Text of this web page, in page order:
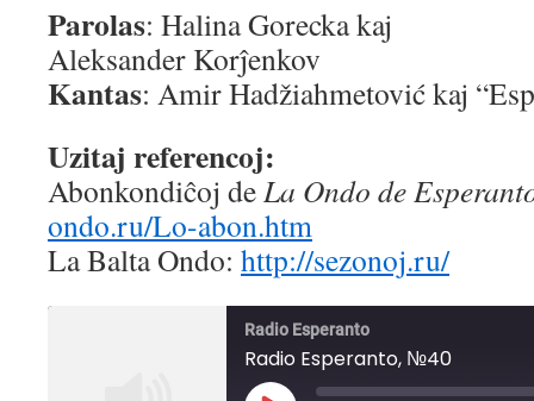
Parolas: Halina Gorecka kaj
Aleksander Korĵenkov
Kantas: Amir Hadžiahmetović kaj
Uzitaj referencoj:
Abonkondiĉoj deLa Ondo de
ondo.ru/Lo-abon.htm
La Balta Ondo: http://sezonoj.ru/
Radio Esperanto
Radio Esperanto, №40